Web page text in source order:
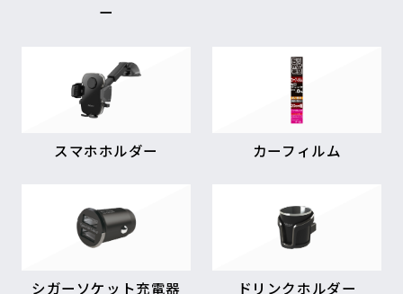
ー
スマホホルダー カーフィルム
シガーソケット充電器 ドリンクホルダー